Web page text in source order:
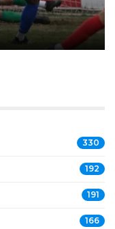
330
192
191
166